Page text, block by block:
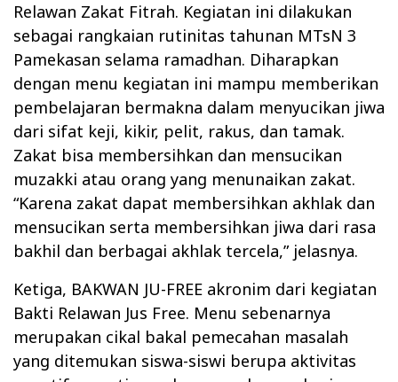
Relawan Zakat Fitrah. Kegiatan ini dilakukan
sebagai rangkaian rutinitas tahunan MTsN 3
Pamekasan selama ramadhan. Diharapkan
dengan menu kegiatan ini mampu memberikan
pembelajaran bermakna dalam menyucikan jiwa
dari sifat keji, kikir, pelit, rakus, dan tamak.
Zakat bisa membersihkan dan mensucikan
muzakki atau orang yang menunaikan zakat.
“Karena zakat dapat membersihkan akhlak dan
mensucikan serta membersihkan jiwa dari rasa
bakhil dan berbagai akhlak tercela,” jelasnya.
Ketiga, BAKWAN JU-FREE akronim dari kegiatan
Bakti Relawan Jus Free. Menu sebenarnya
merupakan cikal bakal pemecahan masalah
yang ditemukan siswa-siswi berupa aktivitas